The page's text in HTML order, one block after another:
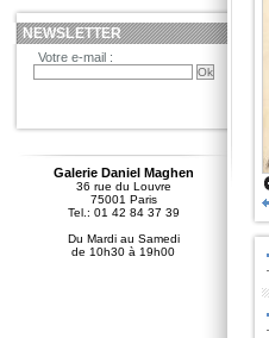
NEWSLETTER
Votre e-mail :
Galerie Daniel Maghen
36 rue du Louvre
75001 Paris
Tel.: 01 42 84 37 39
Du Mardi au Samedi
de 10h30 à 19h00